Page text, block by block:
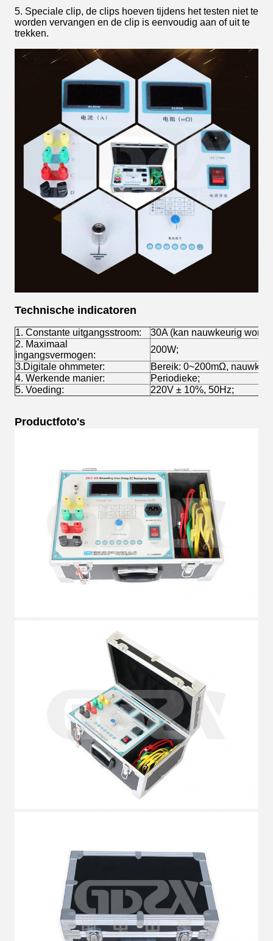
5. Speciale clip, de clips hoeven tijdens het testen niet te
worden vervangen en de clip is eenvoudig aan of uit te
trekken.
Technische indicatoren
1. Constante uitgangsstroom:
30A (kan nauwkeurig
2. Maximaal
ingangsvermogen:
200W;
3.Digitale ohmmeter:
Bereik: 0~200mΩ,
4. Werkende manier:
Periodieke;
5. Voeding:
220V ± 10%, 50Hz;
Productfoto's